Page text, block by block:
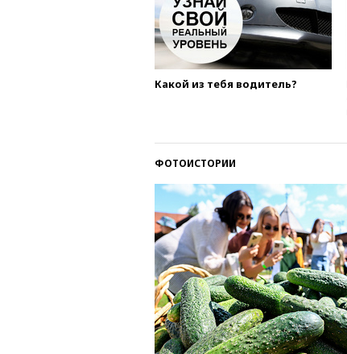
Какой из тебя водитель?
ФОТОИСТОРИИ